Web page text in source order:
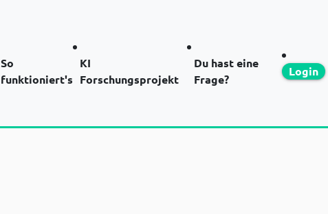
So
funktioniert's
KI
Forschungsprojekt
Du hast eine
Frage?
Login